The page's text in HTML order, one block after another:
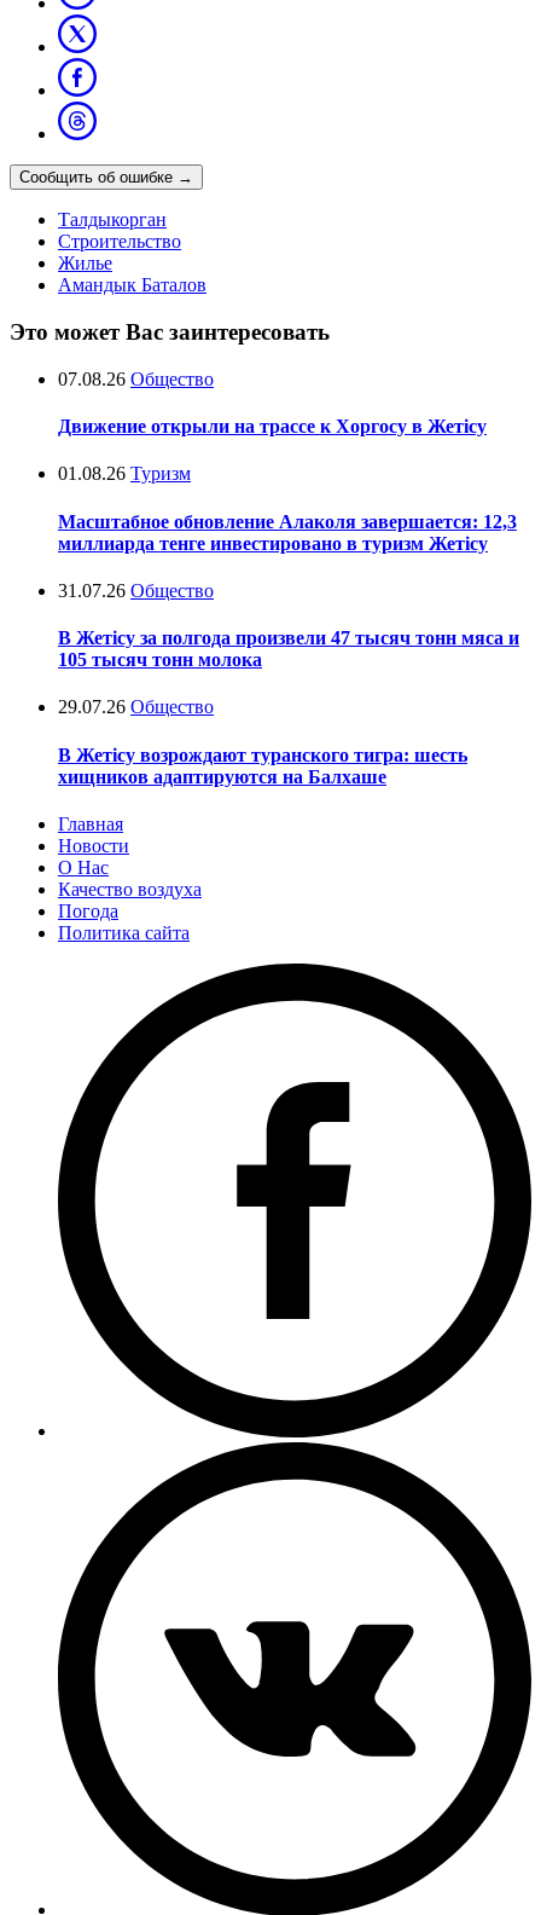
Сообщить об ошибке →
Талдыкорган
Строительство
Жилье
Амандык Баталов
Это может Вас заинтересовать
07.08.26 Общество
Движение открыли на трассе к Хоргосу в Жетісу
01.08.26 Туризм
Масштабное обновление Алаколя завершается: 12,3
миллиарда тенге инвестировано в туризм Жетісу
31.07.26 Общество
В Жетісу за полгода произвели 47 тысяч тонн мяса и
105 тысяч тонн молока
29.07.26 Общество
В Жетісу возрождают туранского тигра: шесть
хищников адаптируются на Балхаше
Главная
Новости
О Нас
Качество воздуха
Погода
Политика сайта